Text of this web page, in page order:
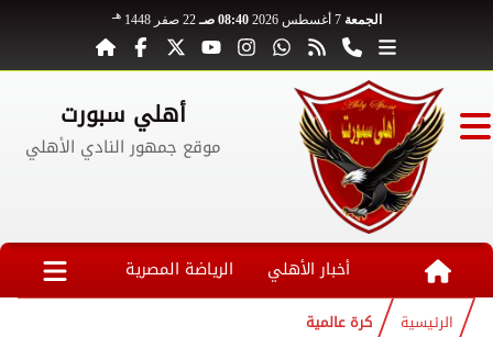
الجمعة 7 أغسطس 2026 08:40 صـ 22 صفر 1448 هـ
أهلي سبورت
موقع جمهور النادي الأهلي
أخبار الأهلي الرياضة المصرية
الرئيسية كرة عالمية